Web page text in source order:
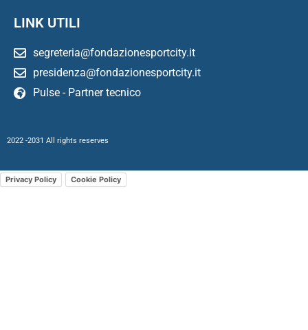
LINK UTILI
segreteria@fondazionesportcity.it
presidenza@fondazionesportcity.it
Pulse - Partner tecnico
2022 -2031 All rights reserves
Privacy Policy Cookie Policy